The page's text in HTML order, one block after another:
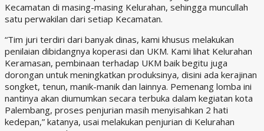
Kecamatan di masing-masing Kelurahan, sehingga muncullah
satu perwakilan dari setiap Kecamatan.
“Tim juri terdiri dari banyak dinas, kami khusus melakukan
penilaian dibidangnya koperasi dan UKM. Kami lihat Kelurahan
Keramasan, pembinaan terhadap UKM baik begitu juga
dorongan untuk meningkatkan produksinya, disini ada kerajinan
songket, tenun, manik-manik dan lainnya. Pemenang lomba ini
nantinya akan diumumkan secara terbuka dalam kegiatan kota
Palembang, proses penjurian masih menyisahkan 2 hati
kedepan,” katanya, usai melakukan penjurian di Kelurahan